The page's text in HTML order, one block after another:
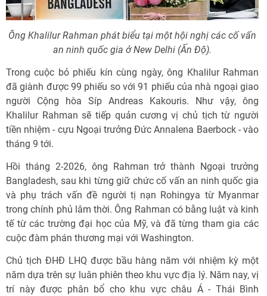
Ông Khalilur Rahman phát biểu tại một hội nghị các cố vấn
an ninh quốc gia ở New Delhi (Ấn Độ).
Trong cuộc bỏ phiếu kín cùng ngày, ông Khalilur Rahman
đã giành được 99 phiếu so với 91 phiếu của nhà ngoại giao
người Cộng hòa Síp Andreas Kakouris. Như vậy, ông
Khalilur Rahman sẽ tiếp quản cương vị chủ tịch từ người
tiền nhiệm - cựu Ngoại trưởng Đức Annalena Baerbock - vào
tháng 9 tới.
Hồi tháng 2-2026, ông Rahman trở thành Ngoại trưởng
Bangladesh, sau khi từng giữ chức cố vấn an ninh quốc gia
và phụ trách vấn đề người tị nạn Rohingya từ Myanmar
trong chính phủ lâm thời. Ông Rahman có bằng luật và kinh
tế từ các trường đại học của Mỹ, và đã từng tham gia các
cuộc đàm phán thương mại với Washington.
Chủ tịch ĐHĐ LHQ được bầu hàng năm với nhiệm kỳ một
năm dựa trên sự luân phiên theo khu vực địa lý. Năm nay, vị
trí này được phân bổ cho khu vực châu Á - Thái Bình